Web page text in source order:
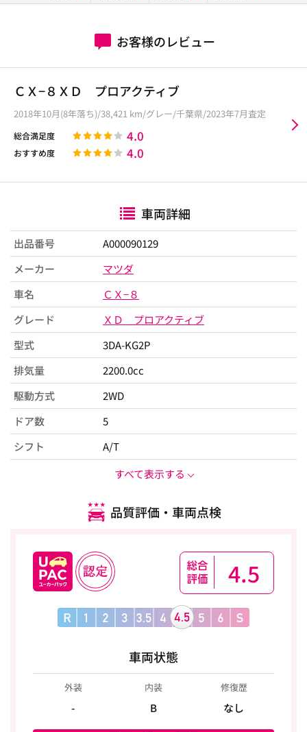
お客様のレビュー
ＣＸ−８ＸＤ プロアクティブ
2018年10月(8年落ち)/38,421 km/グレー/千葉県/2023年7月査定
総合満足度 4.0
おすすめ度 4.0
車両詳細
出品番号
A000090129
メーカー
マツダ
車名
ＣＸ−８
グレード
ＸＤ プロアクティブ
型式
3DA-KG2P
排気量
2200.0cc
駆動方式
2WD
ドア数
5
シフト
A/T
すべて表示する
品質評価・車両点検
4.5
車両状態
外装
-
内装
B
修復歴
なし